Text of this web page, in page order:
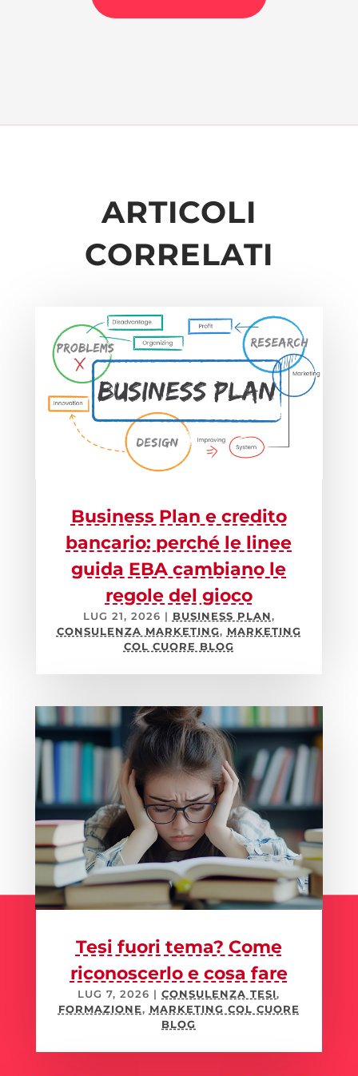
ARTICOLI
CORRELATI
Business Plan e credito
bancario: perché le linee
guida EBA cambiano le
regole del gioco
LUG 21, 2026 | BUSINESS PLAN,
CONSULENZA MARKETING, MARKETING
COL CUORE BLOG
Tesi fuori tema? Come
riconoscerlo e cosa fare
LUG 7, 2026 |CONSULENZA TESI,
FORMAZIONE, MARKETING COL CUORE
BLOG